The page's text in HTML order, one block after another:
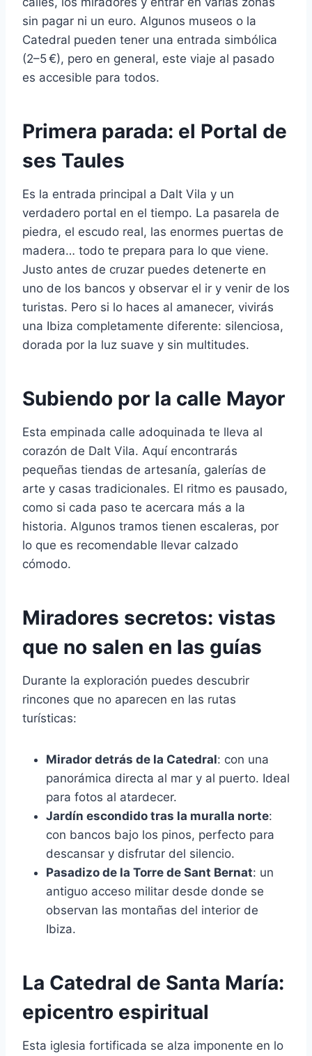
sin pagar ni un euro. Algunos museos o la
Catedral pueden tener una entrada simbólica
(2–5 €), pero en general, este viaje al pasado
es accesible para todos.
Primera parada: el Portal de
ses Taules
Es la entrada principal a Dalt Vila y un
verdadero portal en el tiempo. La pasarela de
piedra, el escudo real, las enormes puertas de
madera… todo te prepara para lo que viene.
Justo antes de cruzar puedes detenerte en
uno de los bancos y observar el ir y venir de los
turistas. Pero si lo haces al amanecer, vivirás
una Ibiza completamente diferente: silenciosa,
dorada por la luz suave y sin multitudes.
Subiendo por la calle Mayor
Esta empinada calle adoquinada te lleva al
corazón de Dalt Vila. Aquí encontrarás
pequeñas tiendas de artesanía, galerías de
arte y casas tradicionales. El ritmo es pausado,
como si cada paso te acercara más a la
historia. Algunos tramos tienen escaleras, por
lo que es recomendable llevar calzado
cómodo.
Miradores secretos: vistas
que no salen en las guías
Durante la exploración puedes descubrir
rincones que no aparecen en las rutas
turísticas:
Mirador detrás de la Catedral: con una
panorámica directa al mar y al puerto. Ideal
para fotos al atardecer.
Jardín escondido tras la muralla norte:
con bancos bajo los pinos, perfecto para
descansar y disfrutar del silencio.
Pasadizo de la Torre de Sant Bernat: un
antiguo acceso militar desde donde se
observan las montañas del interior de
Ibiza.
La Catedral de Santa María:
epicentro espiritual
Esta iglesia fortificada se alza imponente en lo